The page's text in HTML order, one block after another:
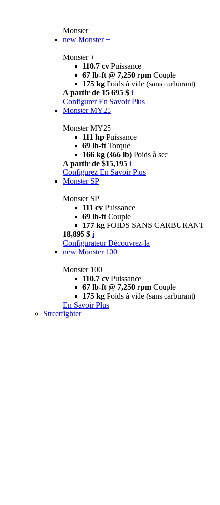
Monster
new Monster +
Monster +
110.7 cv Puissance
67 lb-ft @ 7,250 rpm Couple
175 kg Poids à vide (sans carburant)
A partir de 15 695 $ i
Configurer En Savoir Plus
Monster MY25
Monster MY25
111 hp Puissance
69 lb-ft Torque
166 kg (366 lb) Poids à sec
A partir de $15,195 i
Configurez En Savoir Plus
Monster SP
Monster SP
111 cv Puissance
69 lb-ft Couple
177 kg POIDS SANS CARBURANT
18,895 $ i
Configurateur Découvrez-la
new Monster 100
Monster 100
110.7 cv Puissance
67 lb-ft @ 7,250 rpm Couple
175 kg Poids à vide (sans carburant)
En Savoir Plus
Streetfighter